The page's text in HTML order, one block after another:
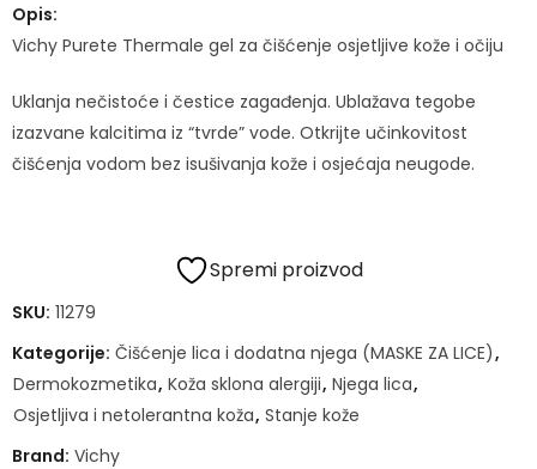
Opis:
Vichy Purete Thermale gel za čišćenje osjetljive kože i očiju
Uklanja nečistoće i čestice zagađenja. Ublažava tegobe
izazvane kalcitima iz “tvrde” vode. Otkrijte učinkovitost
čišćenja vodom bez isušivanja kože i osjećaja neugode.
Spremi proizvod
SKU: 11279
Kategorije: Čišćenje lica i dodatna njega (MASKE ZA LICE),
Dermokozmetika, Koža sklona alergiji, Njega lica,
Osjetljiva i netolerantna koža, Stanje kože
Brand: Vichy